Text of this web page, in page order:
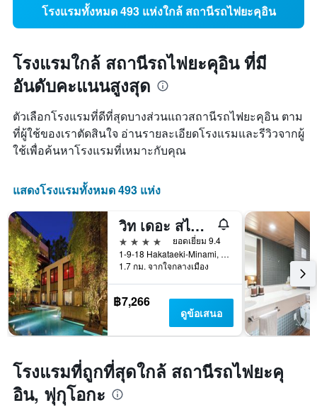
โรงแรมทั้งหมด 493 แห่งใกล้ สถานีรถไฟยะคุอิน
โรงแรมใกล้ สถานีรถไฟยะคุอิน ที่มี
อันดับคะแนนสูงสุด
ตัวเลือกโรงแรมที่ดีที่สุดบางส่วนแถวสถานีรถไฟยะคุอิน ตาม
ที่ผู้ใช้ของเราตัดสินใจ อ่านรายละเอียดโรงแรมและรีวิวจากผู้
ใช้เพื่อค้นหาโรงแรมที่เหมาะกับคุณ
แสดงโรงแรมทั้งหมด 493 แห่ง
วิท เดอะ สไตล์ ฟุกุโอกะ
4 ดาว
ยอดเยี่ยม 9.4
1-9-18 Hakataeki-Minami, Hakata-ku, ฟุกุโอกะ, ญี่ปุ่น
1.7 กม. จากใจกลางเมือง
฿7,266
ดูข้อเสนอ
โรงแรมที่ถูกที่สุดใกล้ สถานีรถไฟยะคุ
อิน, ฟุกุโอกะ